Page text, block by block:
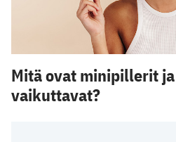
Mitä ovat minipillerit
vaikuttavat?